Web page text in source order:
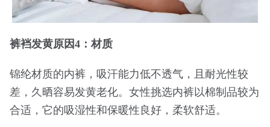
裤裆发黄原因4：材质
锦纶材质的内裤，吸汗能力低不透气，且耐光性较
差，久晒容易发黄老化。女性挑选内裤以棉制品较为
合适，它的吸湿性和保暖性良好，柔软舒适。